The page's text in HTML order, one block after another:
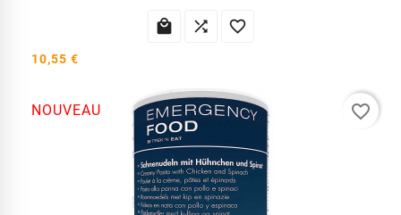
  
10,55 €
NOUVEAU favorite_border